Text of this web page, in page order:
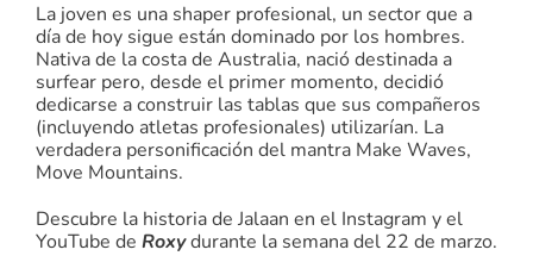
La joven es una shaper profesional, un sector que a
día de hoy sigue están dominado por los hombres.
Nativa de la costa de Australia, nació destinada a
surfear pero, desde el primer momento, decidió
dedicarse a construir las tablas que sus compañeros
(incluyendo atletas profesionales) utilizarían. La
verdadera personificación del mantra Make Waves,
Move Mountains.
Descubre la historia de Jalaan en el Instagram y el
YouTube de Roxydurante la semana del 22 de marzo.